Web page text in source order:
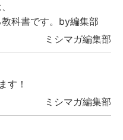
科書です。by編集部
ミシマガ編集部
す！
ミシマガ編集部